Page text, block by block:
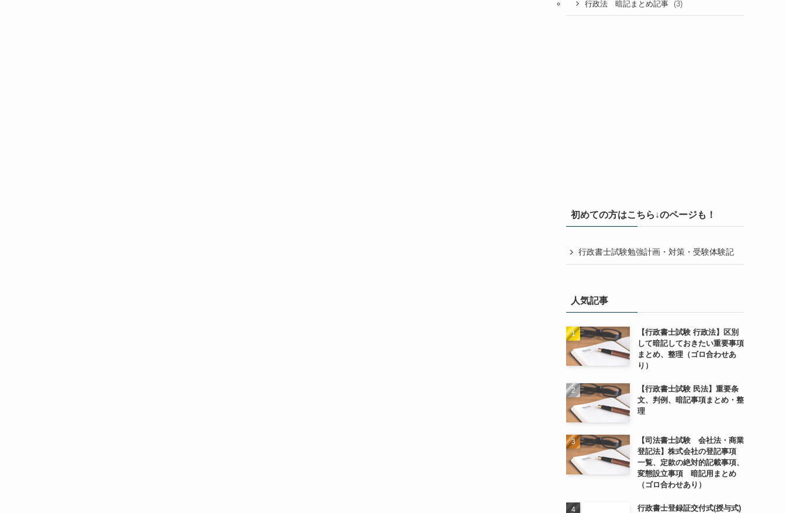
行政法 暗記まとめ記事 (3)
初めての方はこちら↓のページも！
行政書士試験勉強計画・対策・受験体験記
人気記事
【行政書士試験 行政法】区別
して暗記しておきたい重要事項
まとめ、整理（ゴロ合わせあ
り）
【行政書士試験 民法】重要条
文、判例、暗記事項まとめ・整
理
【司法書士試験 会社法・商業
登記法】株式会社の登記事項
一覧、定款の絶対的記載事項、
変態設立事項 暗記用まとめ
（ゴロ合わせあり）
行政書士登録証交付式(授与式)